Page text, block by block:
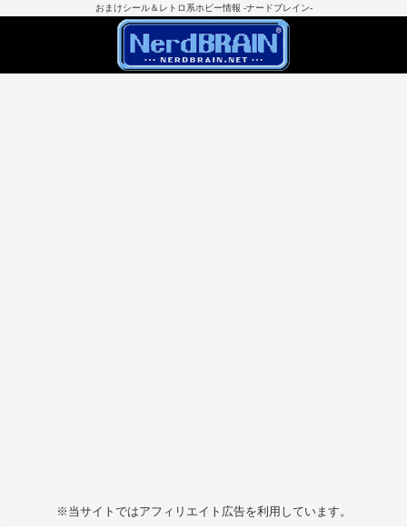
おまけシール＆レトロ系ホビー情報 -ナードブレイン-
※当サイトではアフィリエイト広告を利用しています。